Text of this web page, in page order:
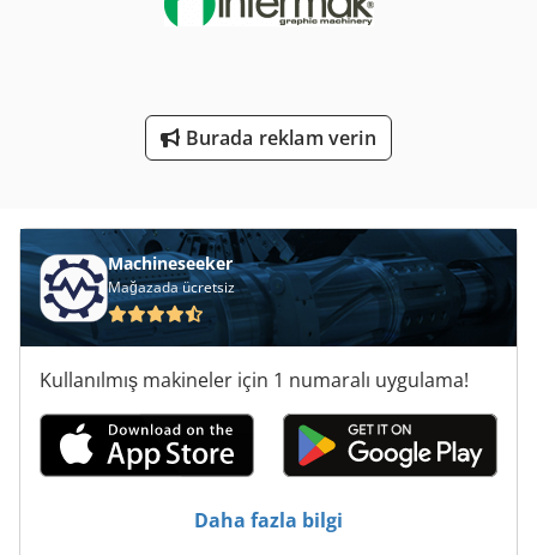
Web Ofset Baskı
Çalışma Araç
Burada reklam verin
Machineseeker
Mağazada ücretsiz
Kullanılmış makineler için 1 numaralı uygulama!
Daha fazla bilgi